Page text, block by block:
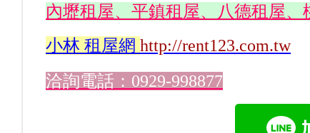
內壢租屋、平鎮租屋、八德租屋、
小林 租屋網 http://rent123.com.tw
洽詢電話：0929-998877